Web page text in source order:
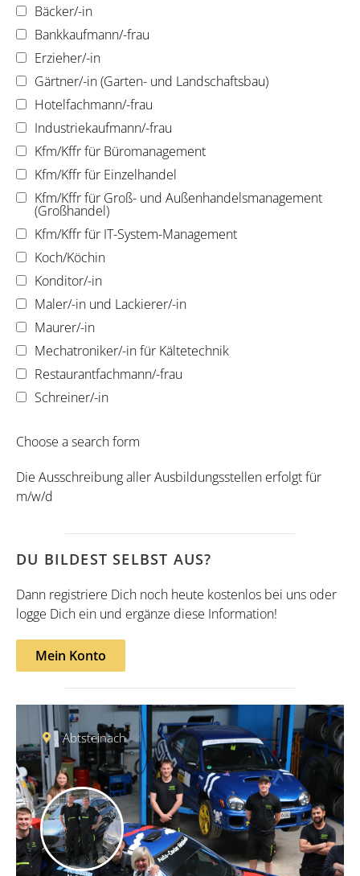
Bäcker/-in
Bankkaufmann/-frau
Erzieher/-in
Gärtner/-in (Garten- und Landschaftsbau)
Hotelfachmann/-frau
Industriekaufmann/-frau
Kfm/Kffr für Büromanagement
Kfm/Kffr für Einzelhandel
Kfm/Kffr für Groß- und Außenhandelsmanagement
(Großhandel)
Kfm/Kffr für IT-System-Management
Koch/Köchin
Konditor/-in
Maler/-in und Lackierer/-in
Maurer/-in
Mechatroniker/-in für Kältetechnik
Restaurantfachmann/-frau
Schreiner/-in
Choose a search form
Die Ausschreibung aller Ausbildungsstellen erfolgt für
m/w/d
DU BILDEST SELBST AUS?
Dann registriere Dich noch heute kostenlos bei uns oder
logge Dich ein und ergänze diese Information!
Mein Konto
Abtsteinach